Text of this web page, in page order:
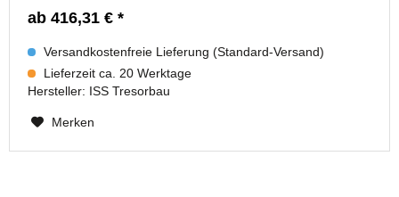
ab 416,31 € *
Versandkostenfreie Lieferung (Standard-Versand)
Lieferzeit ca. 20 Werktage
Hersteller: ISS Tresorbau
Merken